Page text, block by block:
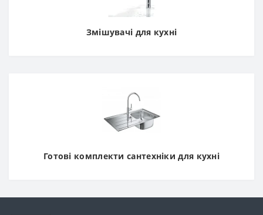
Змішувачі для кухні
Готові комплекти сантехніки для кухні